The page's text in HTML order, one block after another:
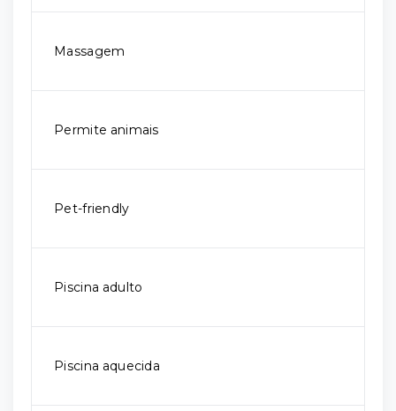
Massagem
Permite animais
Pet-friendly
Piscina adulto
Piscina aquecida